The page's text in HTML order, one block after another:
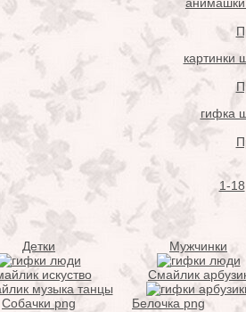
картинки
гифка
1-18
Детки
Мужчинки
искуство
Смайлик
Собачки png
Белочка png